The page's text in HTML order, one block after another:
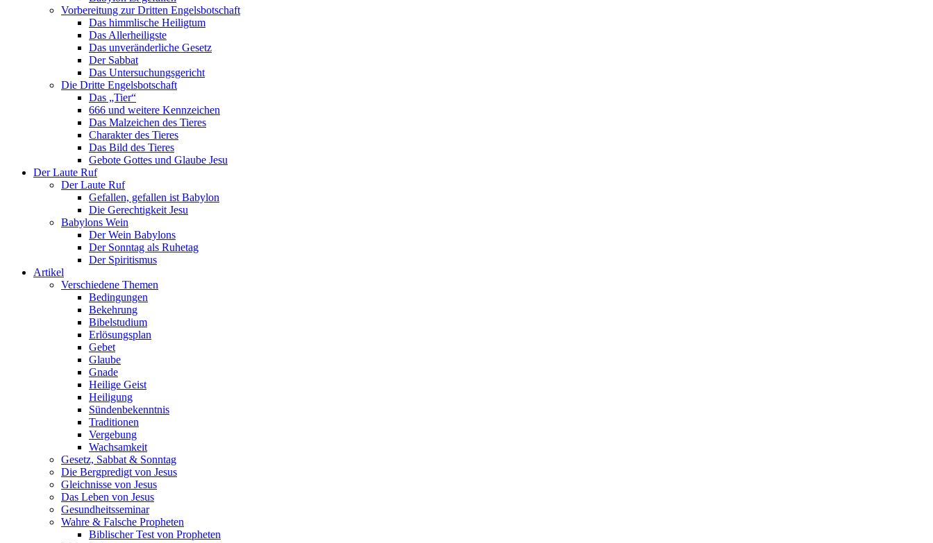
Vorbereitung zur Dritten Engelsbotschaft
Das himmlische Heiligtum
Das Allerheiligste
Das unveränderliche Gesetz
Der Sabbat
Das Untersuchungsgericht
Die Dritte Engelsbotschaft
Das „Tier“
666 und weitere Kennzeichen
Das Malzeichen des Tieres
Charakter des Tieres
Das Bild des Tieres
Gebote Gottes und Glaube Jesu
Der Laute Ruf
Der Laute Ruf
Gefallen, gefallen ist Babylon
Die Gerechtigkeit Jesu
Babylons Wein
Der Wein Babylons
Der Sonntag als Ruhetag
Der Spiritismus
Artikel
Verschiedene Themen
Bedingungen
Bekehrung
Bibelstudium
Erlösungsplan
Gebet
Glaube
Gnade
Heilige Geist
Heiligung
Sündenbekenntnis
Traditionen
Vergebung
Wachsamkeit
Gesetz, Sabbat & Sonntag
Die Bergpredigt von Jesus
Gleichnisse von Jesus
Das Leben von Jesus
Gesundheitsseminar
Wahre & Falsche Propheten
Biblischer Test von Propheten